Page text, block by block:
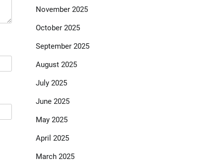
November 2025
October 2025
September 2025
August 2025
July 2025
June 2025
May 2025
April 2025
March 2025